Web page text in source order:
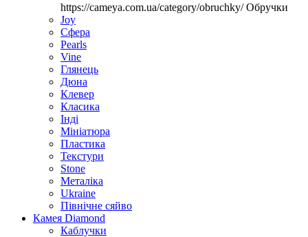
https://cameya.com.ua/category/obruchky/Обручки
Joy
Сфера
Pearls
Vine
Глянець
Дюна
Клевер
Класика
Інді
Мініатюра
Пластика
Текстури
Stone
Металіка
Ukraine
Північне сяйво
Камея Diamond
Каблучки